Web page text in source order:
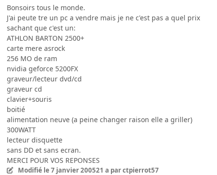
Bonsoirs tous le monde.
J'ai peute tre un pc a vendre mais je ne c'est pas a quel prix
sachant que c'est un:
ATHLON BARTON 2500+
carte mere asrock
256 MO de ram
nvidia geforce 5200FX
graveur/lecteur dvd/cd
graveur cd
clavier+souris
boitié
alimentation neuve (a peine changer raison elle a griller)
300WATT
lecteur disquette
sans DD et sans ecran.
MERCI POUR VOS REPONSES
Modifié le 7 janvier 200521 a par ctpierrot57